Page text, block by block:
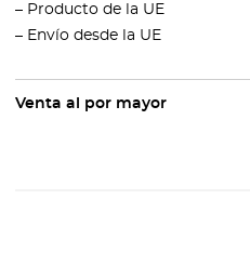
– Producto de la UE
– Envío desde la UE
Venta al por mayor